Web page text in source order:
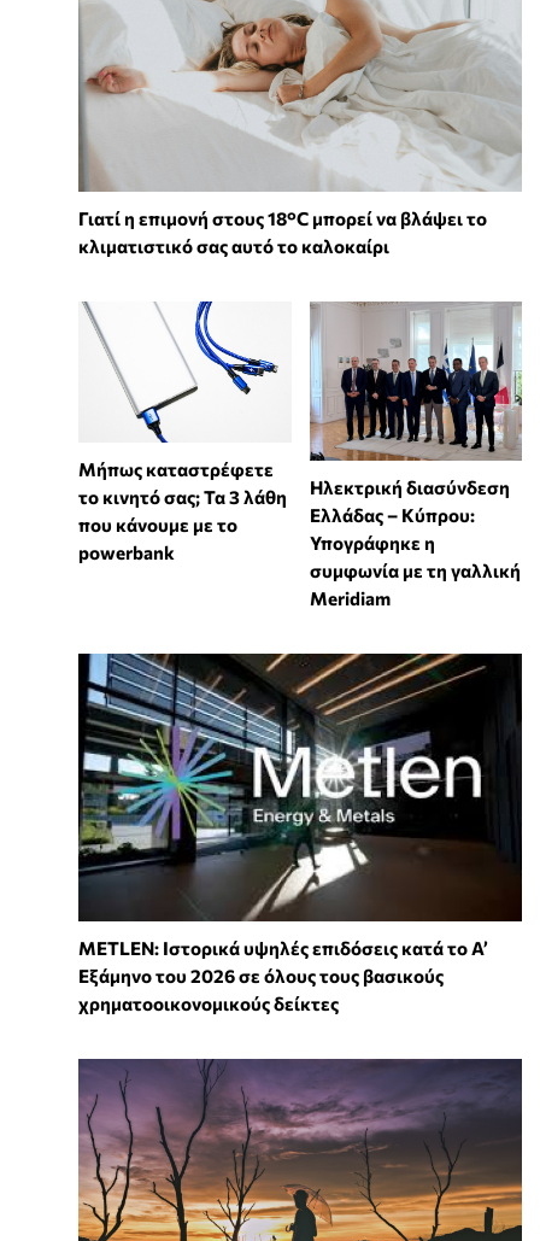
Γιατί η επιμονή στους 18°C μπορεί να βλάψει το
κλιματιστικό σας αυτό το καλοκαίρι
Μήπως καταστρέφετε
το κινητό σας; Τα 3 λάθη
που κάνουμε με το
powerbank
Ηλεκτρική διασύνδεση
Ελλάδας – Κύπρου:
Υπογράφηκε η
συμφωνία με τη γαλλική
Meridiam
METLEN: Ιστορικά υψηλές επιδόσεις κατά το Α’
Εξάμηνο του 2026 σε όλους τους βασικούς
χρηματοοικονομικούς δείκτες